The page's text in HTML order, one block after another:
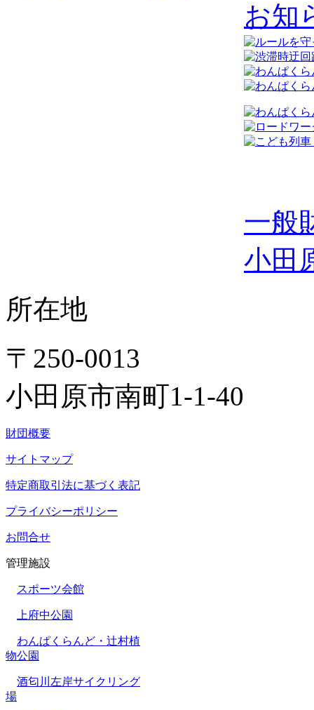
お知
一般
小田
所在地
〒250-0013
小田原市南町1-1-40
財団概要
サイトマップ
特定商取引法に基づく表記
プライバシーポリシー
お問合せ
管理施設
スポーツ会館
上府中公園
わんぱくらんど・辻村植
物公園
酒匂川左岸サイクリング
場